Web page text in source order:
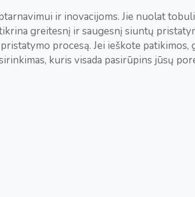
ir inovacijoms. Jie nuolat
greitesnį ir saugesnį siuntų
procesą. Jei ieškote patikimos,
kuris visada pasirūpins jūsų